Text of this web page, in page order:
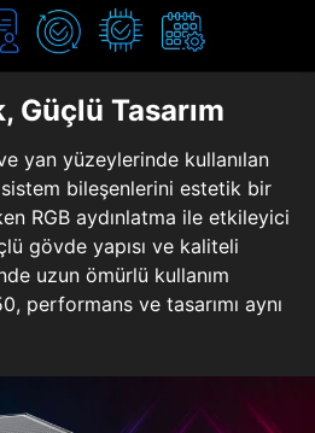
Güçlü Tasarım
yan yüzeylerinde kullanılan
bileşenlerini estetik bir
RGB aydınlatma ile etkileyici
gövde yapısı ve kaliteli
uzun ömürlü kullanım
performans ve tasarımı aynı